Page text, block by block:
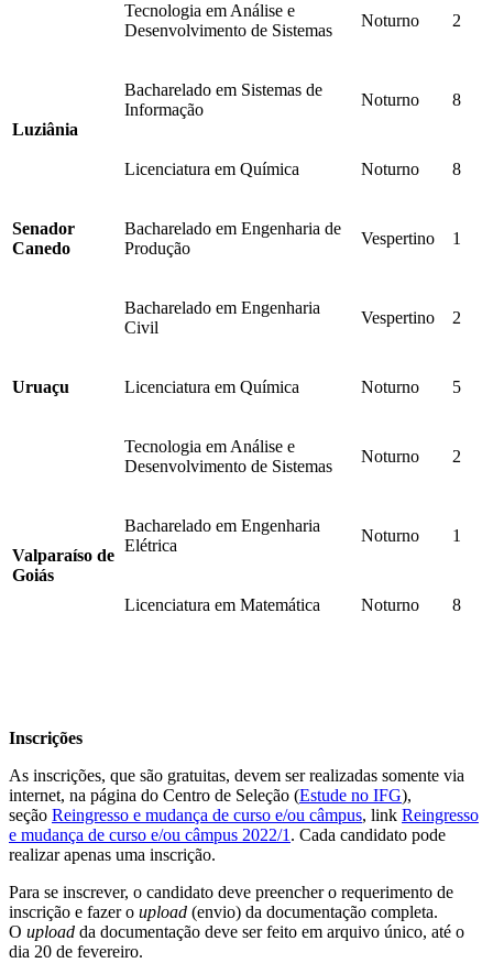
Tecnologia em Análise e
Desenvolvimento de Sistemas
Noturno 2
Luziânia
Bacharelado em Sistemas de
Informação
Noturno 8
Licenciatura em Química Noturno 8
Senador
Canedo
Bacharelado em Engenharia de
Produção
Vespertino 1
Uruaçu
Bacharelado em Engenharia
Civil
Vespertino 2
Licenciatura em Química Noturno 5
Tecnologia em Análise e
Desenvolvimento de Sistemas
Noturno 2
Valparaíso de
Goiás
Bacharelado em Engenharia
Elétrica
Noturno 1
Licenciatura em Matemática Noturno 8
Inscrições
As inscrições, que são gratuitas, devem ser realizadas somente via
internet, na página do Centro de Seleção (Estude no IFG),
seção Reingresso e mudança de curso e/ou câmpus, link Reingresso
e mudança de curso e/ou câmpus 2022/1. Cada candidato pode
realizar apenas uma inscrição.
Para se inscrever, o candidato deve preencher o requerimento de
inscrição e fazer o upload (envio) da documentação completa.
O upload da documentação deve ser feito em arquivo único, até o
dia 20 de fevereiro.